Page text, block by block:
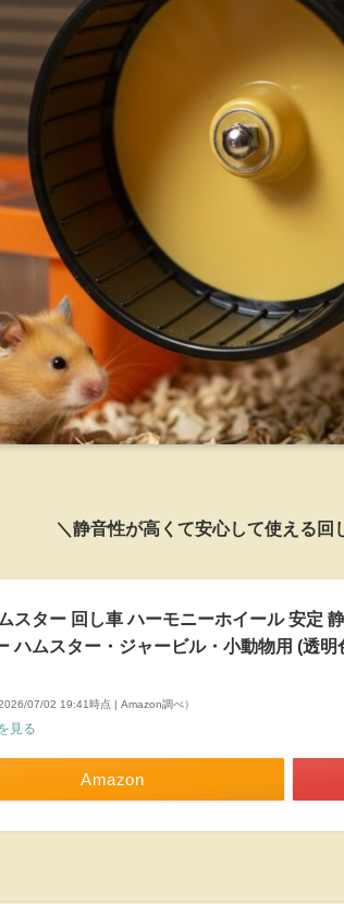
＼静音性が高くて安心して使える回
スター 回し車 ハーモニーホイール 安定
ハムスター・ジャービル・小動物用 (透明
2026/07/02 19:41時点 | Amazon調べ）
見る
Amazon